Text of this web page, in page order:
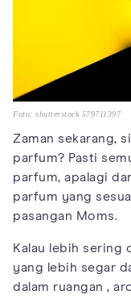
Foto: shutterstock 579711397
Zaman sekarang,
parfum? Pasti
parfum, apalagi
parfum yang
pasangan Moms.
Kalau lebih sering
yang lebih segar
dalam ruangan ,